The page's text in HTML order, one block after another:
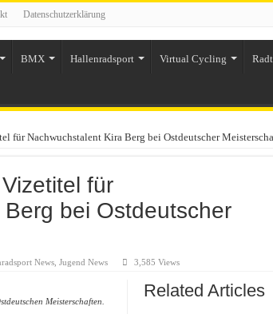
Datenschutzerklärung
BMX Hallenradsport Virtual Cycling
für Nachwuchstalent Kira Berg bei Ostdeutscher
für
bei Ostdeutscher
News, Jugend News 3,585 Views
Related Articles
Meisterschaften.